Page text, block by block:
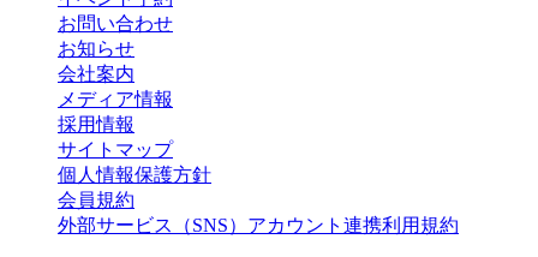
お問い合わせ
お知らせ
会社案内
メディア情報
採用情報
サイトマップ
個人情報保護方針
会員規約
外部サービス（SNS）アカウント連携利用規約